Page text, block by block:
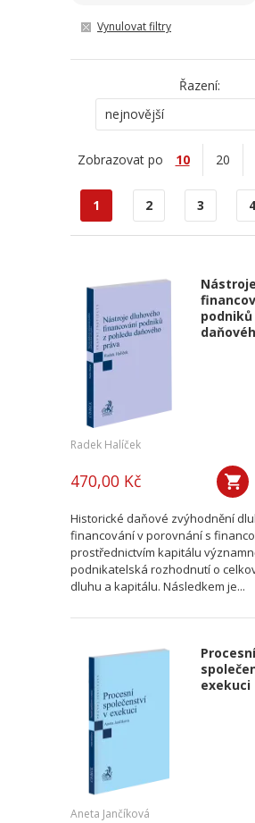
Vynulovat filtry
Řazení:
nejnovější
Zobrazovat po 10 20
1 2 3
Radek Halíček
470,00 Kč
Historické daňové zvýhodnění
financování v porovnání s
prostřednictvím kapitálu
podnikatelská rozhodnutí o
dluhu a kapitálu. Následkem je...
Procesní
exekuci
Aneta Jančíková